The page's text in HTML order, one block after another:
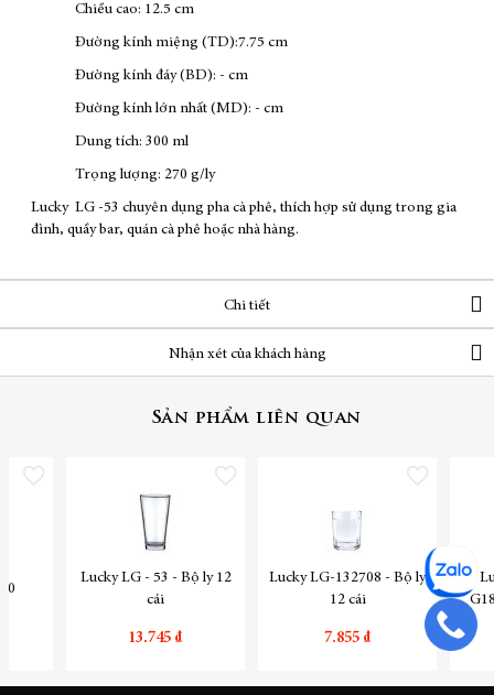
Chiều cao: 12.5 cm
Đường kính miệng (TD):7.75 cm
Đường kính đáy (BD): - cm
Đường kính lớn nhất (MD): - cm
Dung tích: 300 ml
Trọng lượng: 270 g/ly
Lucky LG -53 chuyên dụng pha cà phê, thích hợp sử dụng trong gia
đình, quầy bar, quán cà phê hoặc nhà hàng.
Chi tiết
Nhận xét của khách hàng
Sản phẩm liên quan
Thêm vào danh sách yêu thích
Lucky LG - 53 - Bộ ly 12
cái
13.745 ₫
Thêm vào danh sách yêu thích
Lucky LG-132708 - Bộ ly
12 cái
7.855 ₫
Thêm vào danh sách
G1896 -